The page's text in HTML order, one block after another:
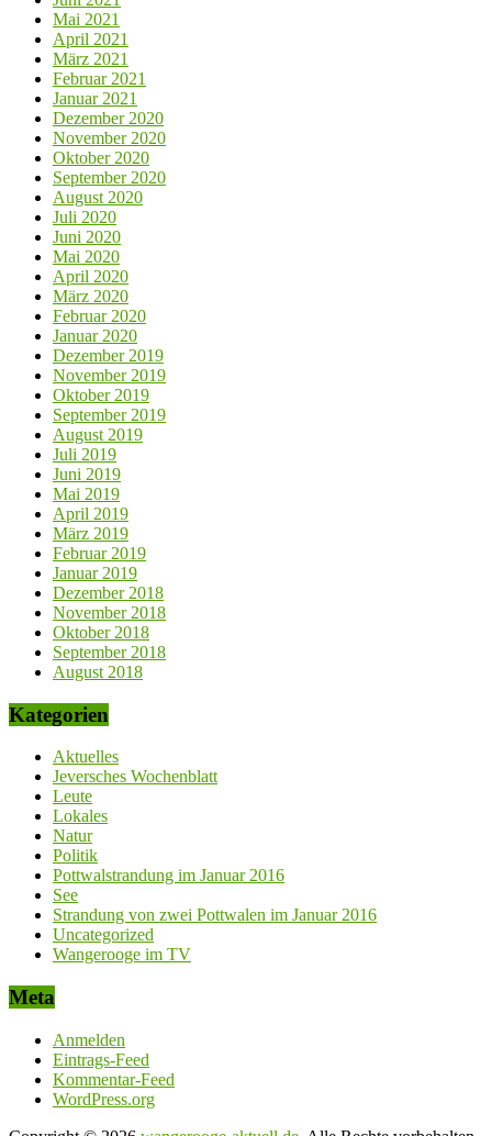
Mai 2021
April 2021
März 2021
Februar 2021
Januar 2021
Dezember 2020
November 2020
Oktober 2020
September 2020
August 2020
Juli 2020
Juni 2020
Mai 2020
April 2020
März 2020
Februar 2020
Januar 2020
Dezember 2019
November 2019
Oktober 2019
September 2019
August 2019
Juli 2019
Juni 2019
Mai 2019
April 2019
März 2019
Februar 2019
Januar 2019
Dezember 2018
November 2018
Oktober 2018
September 2018
August 2018
Kategorien
Aktuelles
Jeversches Wochenblatt
Leute
Lokales
Natur
Politik
Pottwalstrandung im Januar 2016
See
Strandung von zwei Pottwalen im Januar 2016
Uncategorized
Wangerooge im TV
Meta
Anmelden
Eintrags-Feed
Kommentar-Feed
WordPress.org